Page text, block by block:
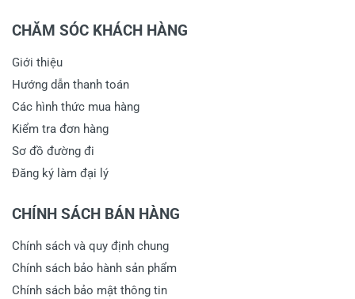
CHĂM SÓC KHÁCH HÀNG
Giới thiệu
Hướng dẫn thanh toán
Các hình thức mua hàng
Kiểm tra đơn hàng
Sơ đồ đường đi
Đăng ký làm đại lý
CHÍNH SÁCH BÁN HÀNG
Chính sách và quy định chung
Chính sách bảo hành sản phẩm
Chính sách bảo mật thông tin